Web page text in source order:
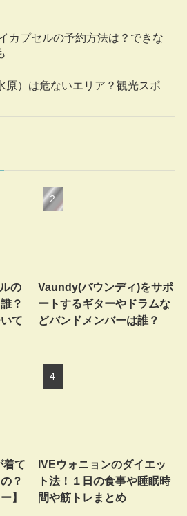
カプセルの予約方法は？できな
原）は危ないエリア？観光スポ
の
？
て
Vaundy(バウンディ)をサポ
ートするギターやドラムな
どバンドメンバーは誰？
着て
？
】
IVEウォニョンのダイエッ
ト法！１日の食事や睡眠時
間や筋トレまとめ